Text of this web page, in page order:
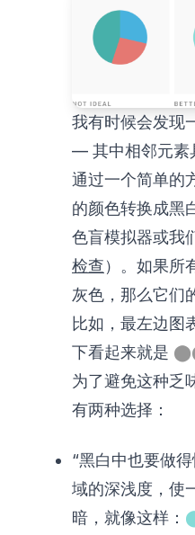
我有时候会发现
— 其中相邻元素
通过一个简单的
的颜色转换成黑
色盲模拟器或我
检查）。如果所
灰色，那么它们
比如，最左边图
下看起来就是 ⬤
为了避免这种乏
有两种选择：
“黑白中也要做
域的深浅度，使
暗，就像这样：